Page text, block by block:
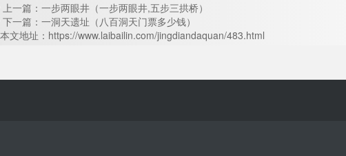
一篇： 一步两眼井（一步两眼井,五步三拱桥）
一篇：一洞天遗址（八百洞天门票多少钱）
文地址：https://www.laibailin.com/jingdiandaquan/483.html